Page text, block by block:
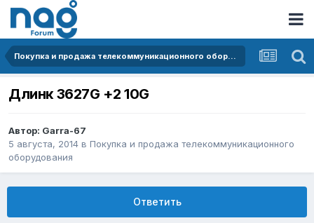
Покупка и продажа телекоммуникационного оборудования
Длинк 3627G +2 10G
Автор: Garra-67
5 августа, 2014 в Покупка и продажа телекоммуникационного
оборудования
Ответить